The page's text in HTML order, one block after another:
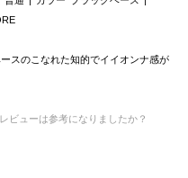
スのこなれた知的でイイオンナ感が
ビューは参考になりましたか？